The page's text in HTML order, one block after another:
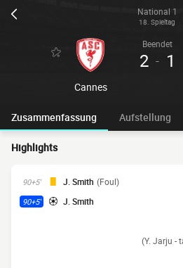
National 1
18. Spieltag
Cannes
Beendet
2 - 1
Zusammenfassung Aufstellung
Highlights
90+5' J. Smith (Foul)
90+5' J. Smith
(Y. Jarju -